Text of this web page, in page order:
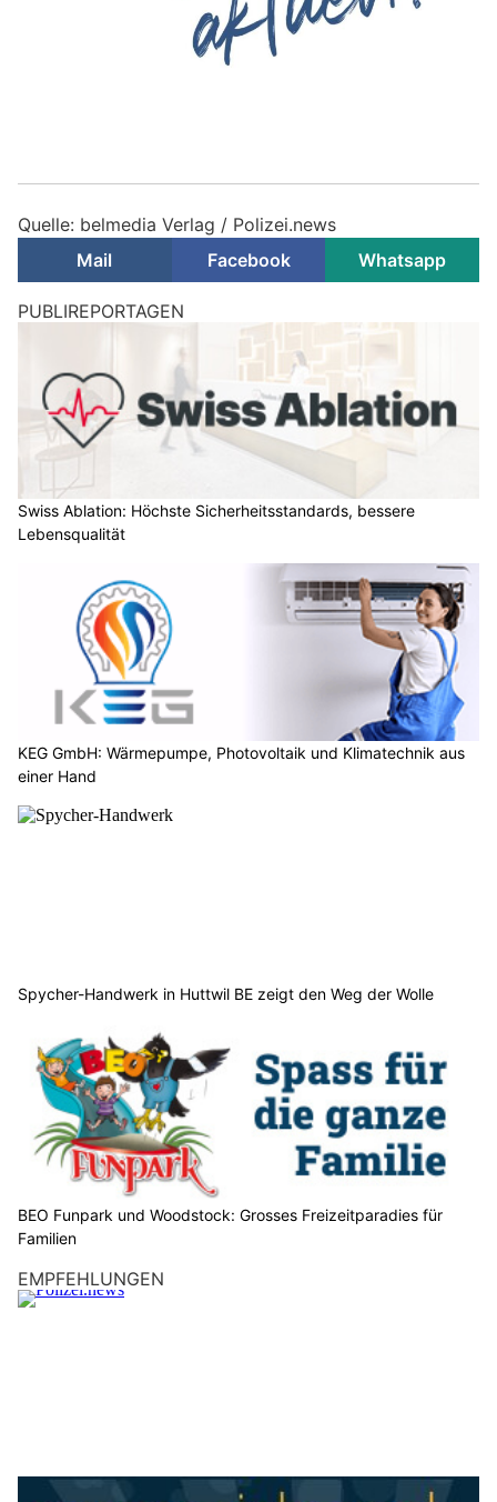
Quelle: belmedia Verlag / Polizei.news
Mail
Facebook Whatsapp
PUBLIREPORTAGEN
Swiss Ablation: Höchste Sicherheitsstandards, bessere
Lebensqualität
KEG GmbH: Wärmepumpe, Photovoltaik und Klimatechnik aus
einer Hand
Spycher-Handwerk in Huttwil BE zeigt den Weg der Wolle
BEO Funpark und Woodstock: Grosses Freizeitparadies für
Familien
EMPFEHLUNGEN